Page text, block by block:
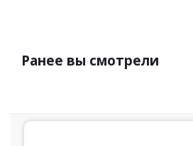
Ранее вы смотрели